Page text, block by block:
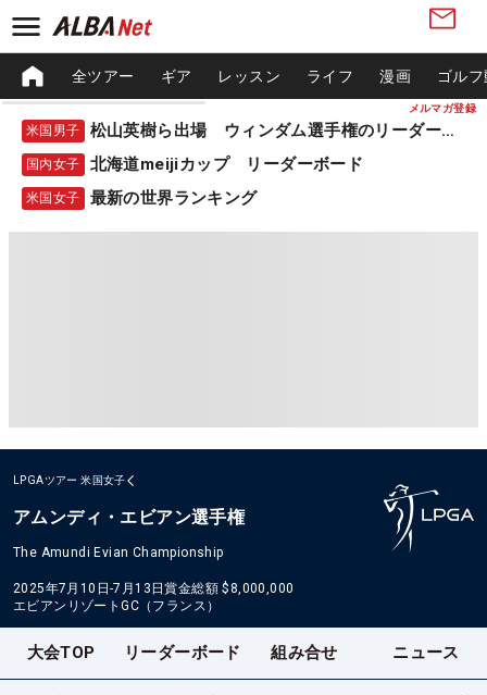
メルマガ登録
全ツアー ギア レッスン ライフ 漫画 ゴル
米国男子 松山英樹ら出場 ウィンダム選手権のリーダーボード
国内女子 北海道meijiカップ リーダーボード
米国女子 最新の世界ランキング
LPGAツアー 米国女子
アムンディ・エビアン選手権
The Amundi Evian Championship
2025年7月10日-7月13日賞金総額 $8,000,000
エビアンリゾートGC（フランス）
大会TOP リーダーボード 組み合せ ニュース